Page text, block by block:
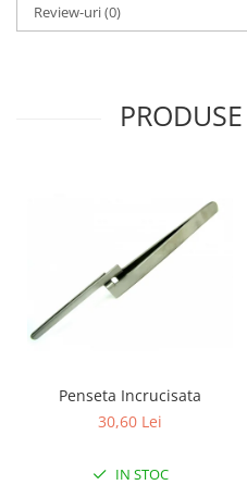
Review-uri(0)
Penseta Incrucisata
30,60 Lei
IN STOC